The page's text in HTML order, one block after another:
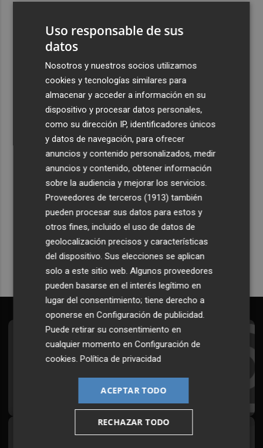
vuelve a abrazar en las playas por el Mar Menor
Levantan el confinamiento del municipio castellonense
de Sierra Engarcerán por el incendio
Juan Tallón, Marta Jiménez Serrano o Juan Evaristo Valls
Boix, protagonistas de la programación de agosto de
Entre Libros en Benicàssim
Recibe toda la actualidad de
Plaza Podcast en tu correo
Quiero suscribirme
Suscríbete al Boletín
Todos los días a primera hora en tu email
¡Quiero suscribirme!
Síguenos en redes
Uso responsable de sus
datos
Nosotros y nuestros socios utilizamos
cookies y tecnologías similares para
almacenar y acceder a información en su
dispositivo y procesar datos personales,
como su dirección IP, identificadores únicos
y datos de navegación, para ofrecer
anuncios y contenido personalizados, medir
anuncios y contenido, obtener información
sobre la audiencia y mejorar los servicios.
Proveedores de terceros (1913) también
pueden procesar sus datos para estos y
otros fines, incluido el uso de datos de
geolocalización precisos y características
del dispositivo. Sus elecciones se aplican
solo a este sitio web. Algunos proveedores
pueden basarse en el interés legítimo en
lugar del consentimiento; tiene derecho a
oponerse enConfiguración de publicidad.
Puede retirar su consentimiento en
cualquier momento enConfiguración de
cookies.Política de privacidad
ACEPTAR TODO
RECHAZAR TODO